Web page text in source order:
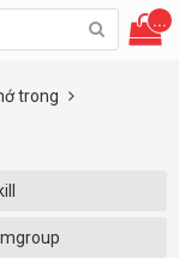
...
trong